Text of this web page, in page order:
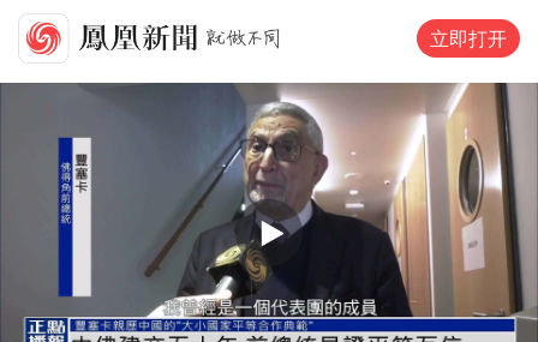
立即打开